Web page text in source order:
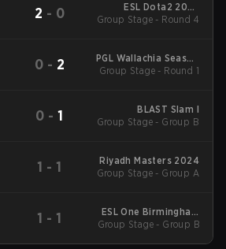
2 - 0
ESL Dota2 2025
DreamLeague Season
Group Stage - Round 4
0 - 2
PGL Wallachia Season
3 Main Tournament
Group Stage - Round 1
0 -1
BLAST Slam I
Group Stage - Group B
1 - 1
Riyadh Masters 2024
Group Stage - Group A
1 - 1
ESL One Birmingham
Main Event
Group Stage - Group B